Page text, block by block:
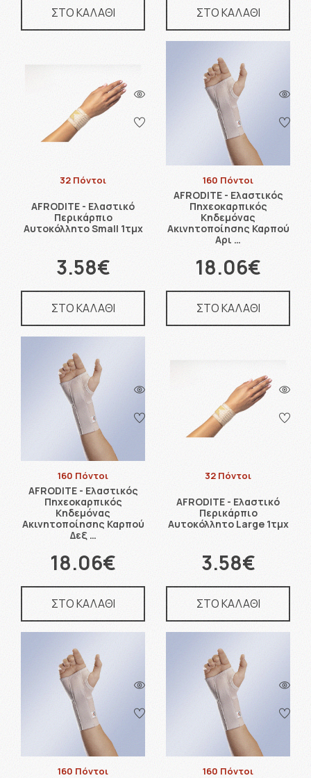
ΣΤΟ ΚΑΛΑΘΙ ΣΤΟ ΚΑΛΑΘΙ
32 Πόντοι
AFRODITE - Ελαστικό
Περικάρπιο
Αυτοκόλλητο Small 1τμχ
3.58€
ΣΤΟ ΚΑΛΑΘΙ
160 Πόντοι
AFRODITE - Ελαστικός
Πηχεοκαρπικός
Κηδεμόνας
Ακινητοποίησης Καρπού
Αρι …
18.06€
ΣΤΟ ΚΑΛΑΘΙ
160 Πόντοι
AFRODITE - Ελαστικός
Πηχεοκαρπικός
Κηδεμόνας
Ακινητοποίησης Καρπού
Δεξ …
18.06€
ΣΤΟ ΚΑΛΑΘΙ
32 Πόντοι
AFRODITE - Ελαστικό
Περικάρπιο
Αυτοκόλλητο Large 1τμχ
3.58€
ΣΤΟ ΚΑΛΑΘΙ
160 Πόντοι 160 Πόντοι